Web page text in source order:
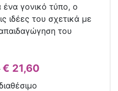
ένα γονικό τύπο, ο
ιδέες του σχετικά με
του
€ 21,60